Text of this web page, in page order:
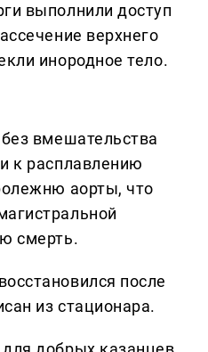
выполнили доступ
верхнего
инородное тело.
вмешательства
к расплавлению
аорты, что
смерть.
после
из стационара.